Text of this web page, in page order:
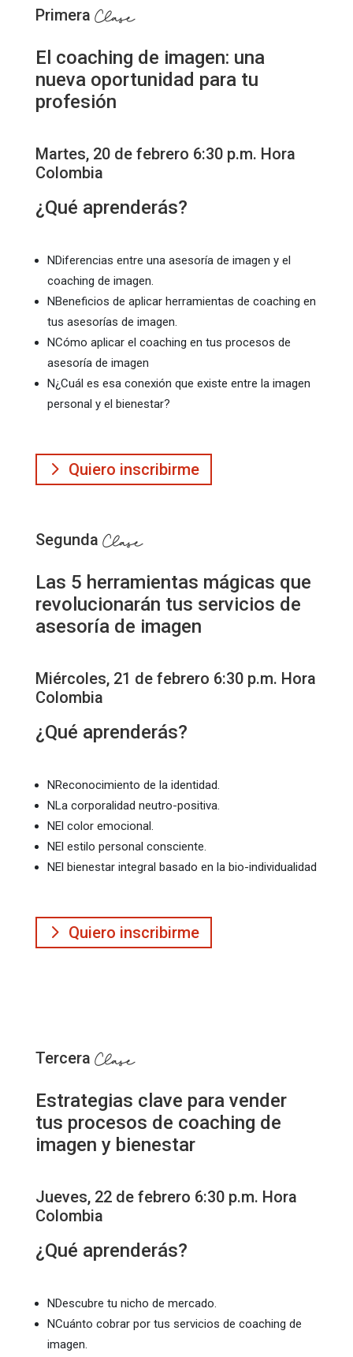
Primera Clase
El coaching de imagen: una
nueva oportunidad para tu
profesión
Martes, 20 de febrero 6:30 p.m. Hora
Colombia
¿Qué aprenderás?
NDiferencias entre una asesoría de imagen y el
coaching de imagen.
NBeneficios de aplicar herramientas de coaching en
tus asesorías de imagen.
NCómo aplicar el coaching en tus procesos de
asesoría de imagen
N¿Cuál es esa conexión que existe entre la imagen
personal y el bienestar?
Quiero inscribirme
Segunda Clase
Las 5 herramientas mágicas que
revolucionarán tus servicios de
asesoría de imagen
Miércoles, 21 de febrero 6:30 p.m. Hora
Colombia
¿Qué aprenderás?
NReconocimiento de la identidad.
NLa corporalidad neutro-positiva.
NEl color emocional.
NEl estilo personal consciente.
NEl bienestar integral basado en la bio-individualidad
Quiero inscribirme
Tercera Clase
Estrategias clave para vender
tus procesos de coaching de
imagen y bienestar
Jueves, 22 de febrero 6:30 p.m. Hora
Colombia
¿Qué aprenderás?
NDescubre tu nicho de mercado.
NCuánto cobrar por tus servicios de coaching de
imagen.